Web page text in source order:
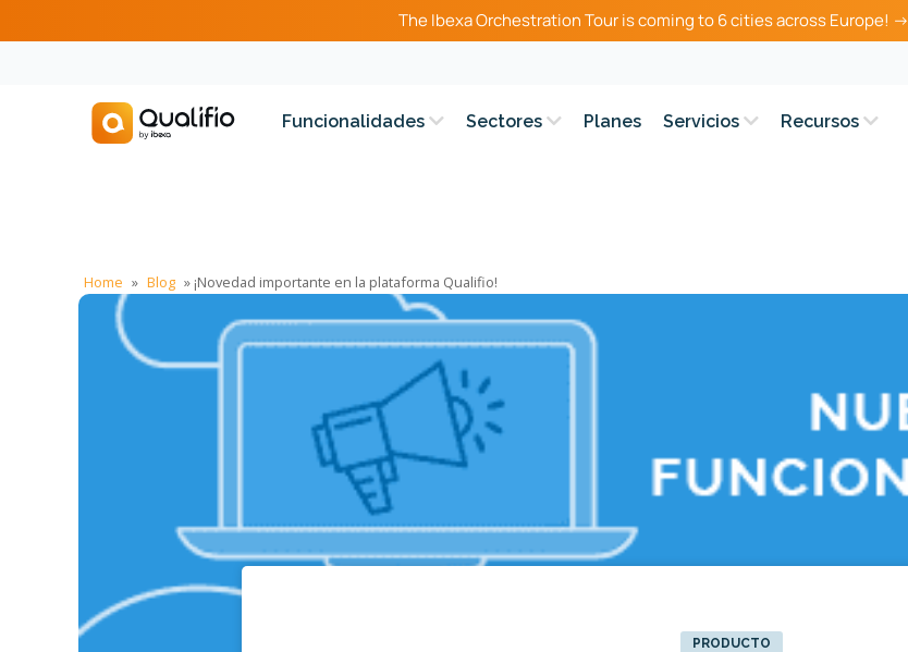
The Ibexa Orchestration Tour is coming to 6 cities across Europe! →
Funcionalidades Sectores Planes Servicios Recursos
Home » Blog » ¡Novedad importante en la plataforma Qualifio!
PRODUCTO